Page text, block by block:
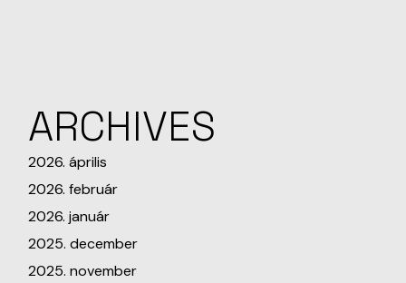
ARCHIVES
2026. április
2026. február
2026. január
2025. december
2025. november